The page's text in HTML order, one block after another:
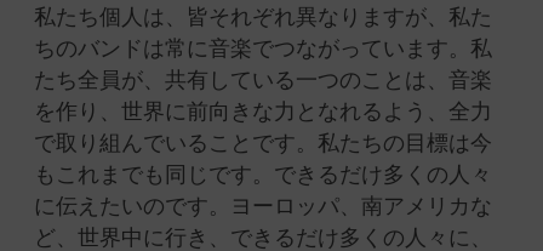
私たち個人は、皆それぞれ異なりますが、私た
ちのバンドは常に音楽でつながっています。私
たち全員が、共有している一つのことは、音楽
を作り、世界に前向きな力となれるよう、全力
で取り組んでいることです。私たちの目標は今
もこれまでも同じです。できるだけ多くの人々
に伝えたいのです。ヨーロッパ、南アメリカな
ど、世界中に行き、できるだけ多くの人々に、